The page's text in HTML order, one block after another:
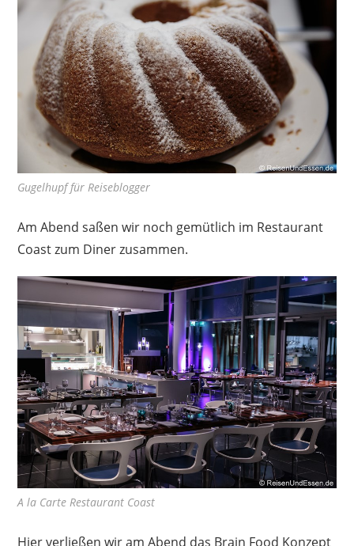
Gugelhupf für Reiseblogger
Am Abend saßen wir noch gemütlich im Restaurant
Coast zum Diner zusammen.
A la Carte Restaurant Coast
Hier verließen wir am Abend das Brain Food Konzept